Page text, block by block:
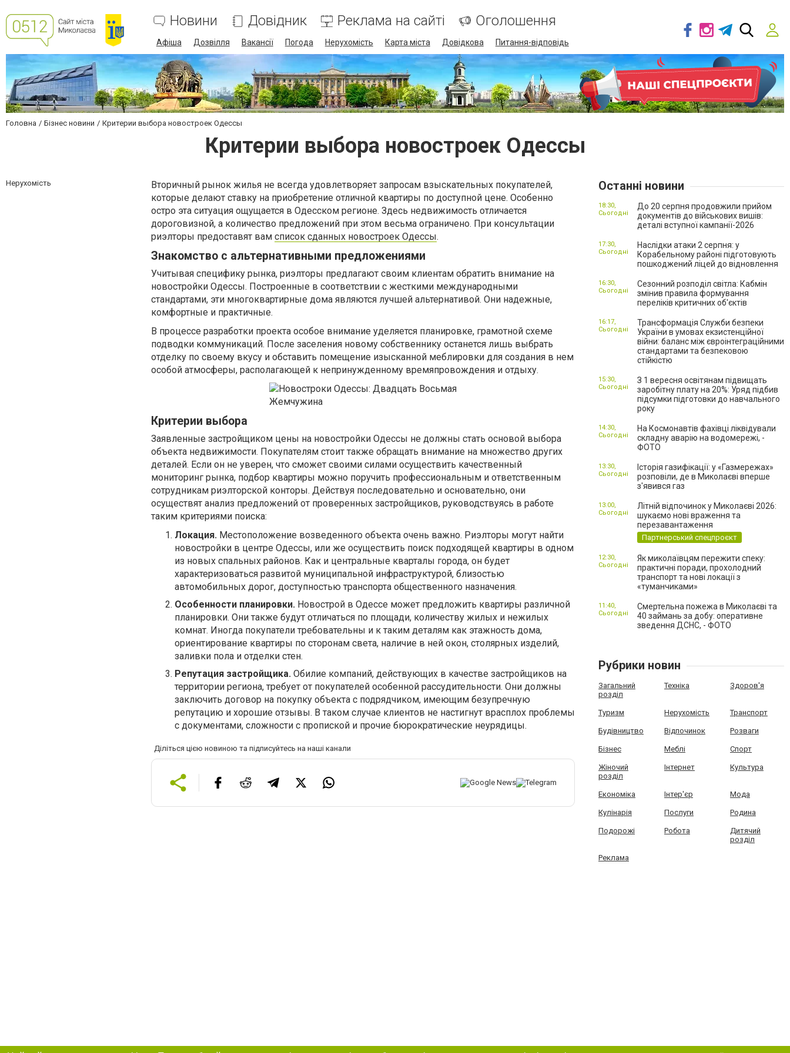
Новини Довідник Реклама на сайті Оголошення
Афіша Дозвілля Вакансії Погода Нерухомість Карта міста Довідкова Питання-відповідь
Головна Бізнес новини Критерии выбора новостроек Одессы
Критерии выбора новостроек Одессы
Нерухомість
Вторичный рынок жилья не всегда удовлетворяет запросам взыскательных покупателей,
которые делают ставку на приобретение отличной квартиры по доступной цене. Особенно
остро эта ситуация ощущается в Одесском регионе. Здесь недвижимость отличается
дороговизной, а количество предложений при этом весьма ограничено. При консультации
риэлторы предоставят вам список сданных новостроек Одессы.
Знакомство с альтернативными предложениями
Учитывая специфику рынка, риэлторы предлагают своим клиентам обратить внимание на
новостройки Одессы. Построенные в соответствии с жесткими международными
стандартами, эти многоквартирные дома являются лучшей альтернативой. Они надежные,
комфортные и практичные.
В процессе разработки проекта особое внимание уделяется планировке, грамотной схеме
подводки коммуникаций. После заселения новому собственнику останется лишь выбрать
отделку по своему вкусу и обставить помещение изысканной меблировки для создания в нем
особой атмосферы, располагающей к непринужденному времяпровождения и отдыху.
Критерии выбора
Заявленные застройщиком цены на новостройки Одессы не должны стать основой выбора
объекта недвижимости. Покупателям стоит также обращать внимание на множество других
деталей. Если он не уверен, что сможет своими силами осуществить качественный
мониторинг рынка, подбор квартиры можно поручить профессиональным и ответственным
сотрудникам риэлторской конторы. Действуя последовательно и основательно, они
осуществят анализ предложений от проверенных застройщиков, руководствуясь в работе
таким критериями поиска:
Локация. Местоположение возведенного объекта очень важно. Риэлторы могут найти
новостройки в центре Одессы, или же осуществить поиск подходящей квартиры в одном
из новых спальных районов. Как и центральные кварталы города, он будет
характеризоваться развитой муниципальной инфраструктурой, близостью
автомобильных дорог, доступностью транспорта общественного назначения.
Особенности планировки. Новострой в Одессе может предложить квартиры различной
планировки. Они также будут отличаться по площади, количеству жилых и нежилых
комнат. Иногда покупатели требовательны и к таким деталям как этажность дома,
ориентирование квартиры по сторонам света, наличие в ней окон, столярных изделий,
заливки пола и отделки стен.
Репутация застройщика. Обилие компаний, действующих в качестве застройщиков на
территории региона, требует от покупателей особенной рассудительности. Они должны
заключить договор на покупку объекта с подрядчиком, имеющим безупречную
репутацию и хорошие отзывы. В таком случае клиентов не настигнут врасплох проблемы
с документами, сложности с пропиской и прочие бюрократические неурядицы.
Діліться цією новиною та підписуйтесь на наші канали
Останні новини
До 20 серпня продовжили прийом
документів до військових вишів:
деталі вступної кампанії-2026
18:30,
Сьогодні
Наслідки атаки 2 серпня: у
Корабельному районі підготовують
пошкоджений ліцей до відновлення
17:30,
Сьогодні
Сезонний розподіл світла: Кабмін
змінив правила формування
переліків критичних об'єктів
16:30,
Сьогодні
Трансформація Служби безпеки
України в умовах екзистенційної
війни: баланс між євроінтеграційними
стандартами та безпековою
стійкістю
16:17,
Сьогодні
З 1 вересня освітянам підвищать
заробітну плату на 20%: Уряд підбив
підсумки підготовки до навчального
року
15:30,
Сьогодні
На Космонавтів фахівці ліквідували
складну аварію на водомережі, -
ФОТО
14:30,
Сьогодні
Історія газифікації: у «Газмережах»
розповіли, де в Миколаєві вперше
з'явився газ
13:30,
Сьогодні
Літній відпочинок у Миколаєві 2026:
шукаємо нові враження та
перезавантаження
Партнерський спецпроєкт
13:00,
Сьогодні
Як миколаївцям пережити спеку:
практичні поради, прохолодний
транспорт та нові локації з
«туманчиками»
12:30,
Сьогодні
Смертельна пожежа в Миколаєві та
40 займань за добу: оперативне
зведення ДСНС, - ФОТО
11:40,
Сьогодні
Рубрики новин
Загальний
розділ
Техніка Здоров'я
Туризм Нерухомість Транспорт
Будівництво Відпочинок Розваги
Бізнес Меблі Спорт
Жіночий
розділ
Інтернет Культура
Економіка Інтер'єр Мода
Кулінарія Послуги Родина
Подорожі Робота
Дитячий
розділ
Реклама